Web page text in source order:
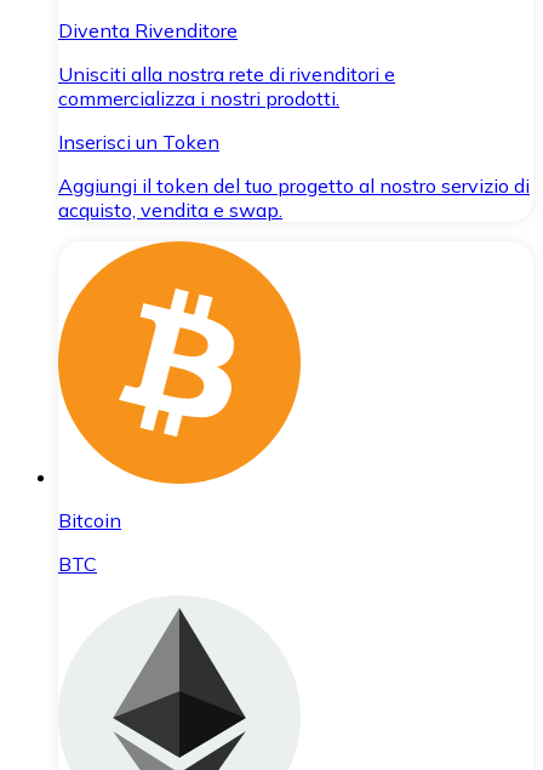
Diventa Rivenditore
Unisciti alla nostra rete di rivenditori e
commercializza i nostri prodotti.
Inserisci un Token
Aggiungi il token del tuo progetto al nostro servizio di
acquisto, vendita e swap.
Bitcoin
BTC